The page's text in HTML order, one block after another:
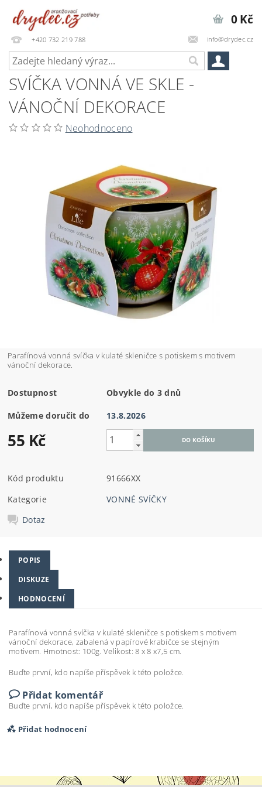
+420 732 219 788 info@drydec.cz
0 Kč
SVÍČKA VONNÁ VE SKLE -
VÁNOČNÍ DEKORACE
Neohodnoceno
Parafínová vonná svíčka v kulaté skleničce s potiskem s motivem
vánoční dekorace.
Dostupnost Obvykle do 3 dnů
Můžeme doručit do 13.8.2026
55 Kč
Kód produktu
91666XX
Kategorie
VONNÉ SVÍČKY
Dotaz
POPIS
DISKUZE
HODNOCENÍ
Parafínová vonná svíčka v kulaté skleničce s potiskem s motivem
vánoční dekorace, zabalená v papírové krabičce se stejným
motivem. Hmotnost: 100g. Velikost: 8 x 8 x7,5 cm.
Buďte první, kdo napíše příspěvek k této položce.
Přidat komentář
Buďte první, kdo napíše příspěvek k této položce.
Přidat hodnocení